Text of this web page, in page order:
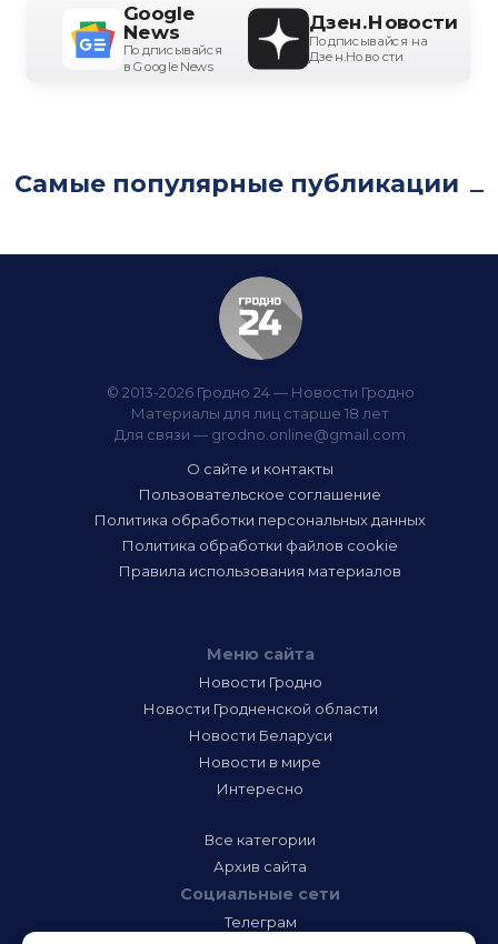
Google
News
Подписывайся
в Google News
Дзен.Новости
Подписывайся на
Дзен.Новости
Самые популярные публикации
© 2013-2026 Гродно 24 — Новости Гродно
Материалы для лиц старше 18 лет
Для связи — grodno.online@gmail.com
О сайте и контакты
Пользовательское соглашение
Политика обработки персональных данных
Политика обработки файлов cookie
Правила использования материалов
Меню сайта
Новости Гродно
Новости Гродненской области
Новости Беларуси
Новости в мире
Интересно
Все категории
Архив сайта
Социальные сети
Телеграм